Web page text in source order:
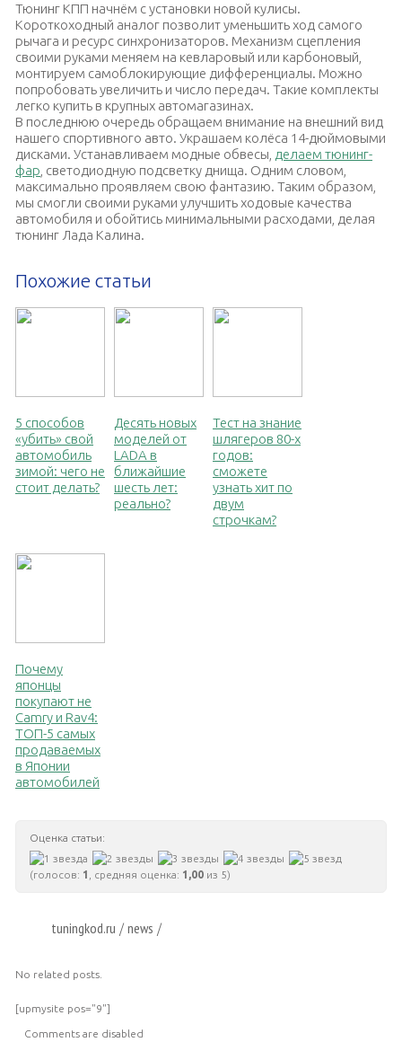
Тюнинг КПП начнём с установки новой кулисы.
Короткоходный аналог позволит уменьшить ход самого
рычага и ресурс синхронизаторов. Механизм сцепления
своими руками меняем на кевларовый или карбоновый,
монтируем самоблокирующие дифференциалы. Можно
попробовать увеличить и число передач. Такие комплекты
легко купить в крупных автомагазинах.
В последнюю очередь обращаем внимание на внешний вид
нашего спортивного авто. Украшаем колёса 14-дюймовыми
дисками. Устанавливаем модные обвесы, делаем тюнинг-
фар , светодиодную подсветку днища. Одним словом,
максимально проявляем свою фантазию. Таким образом,
мы смогли своими руками улучшить ходовые качества
автомобиля и обойтись минимальными расходами, делая
тюнинг Лада Калина.
Похожие статьи
5 способов
«убить» свой
автомобиль
зимой: чего не
стоит делать?
Десять новых
моделей от
LADA в
ближайшие
шесть лет:
реально?
Тест на знание
шлягеров 80-х
годов:
сможете
узнать хит по
двум
строчкам?
Почему
японцы
покупают не
Camry и Rav4:
ТОП-5 самых
продаваемых
в Японии
автомобилей
Оценка статьи:
(голосов: 1 , средняя оценка: 1,00 из 5)
tuningkod.ru / news /
No related posts.
[upmysite pos="9"]
Comments are disabled